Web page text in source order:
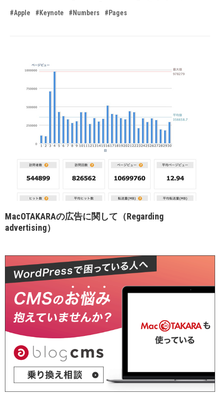
#Apple #Keynote #Numbers #Pages
MacOTAKARAの広告に関して（Regarding
advertising）